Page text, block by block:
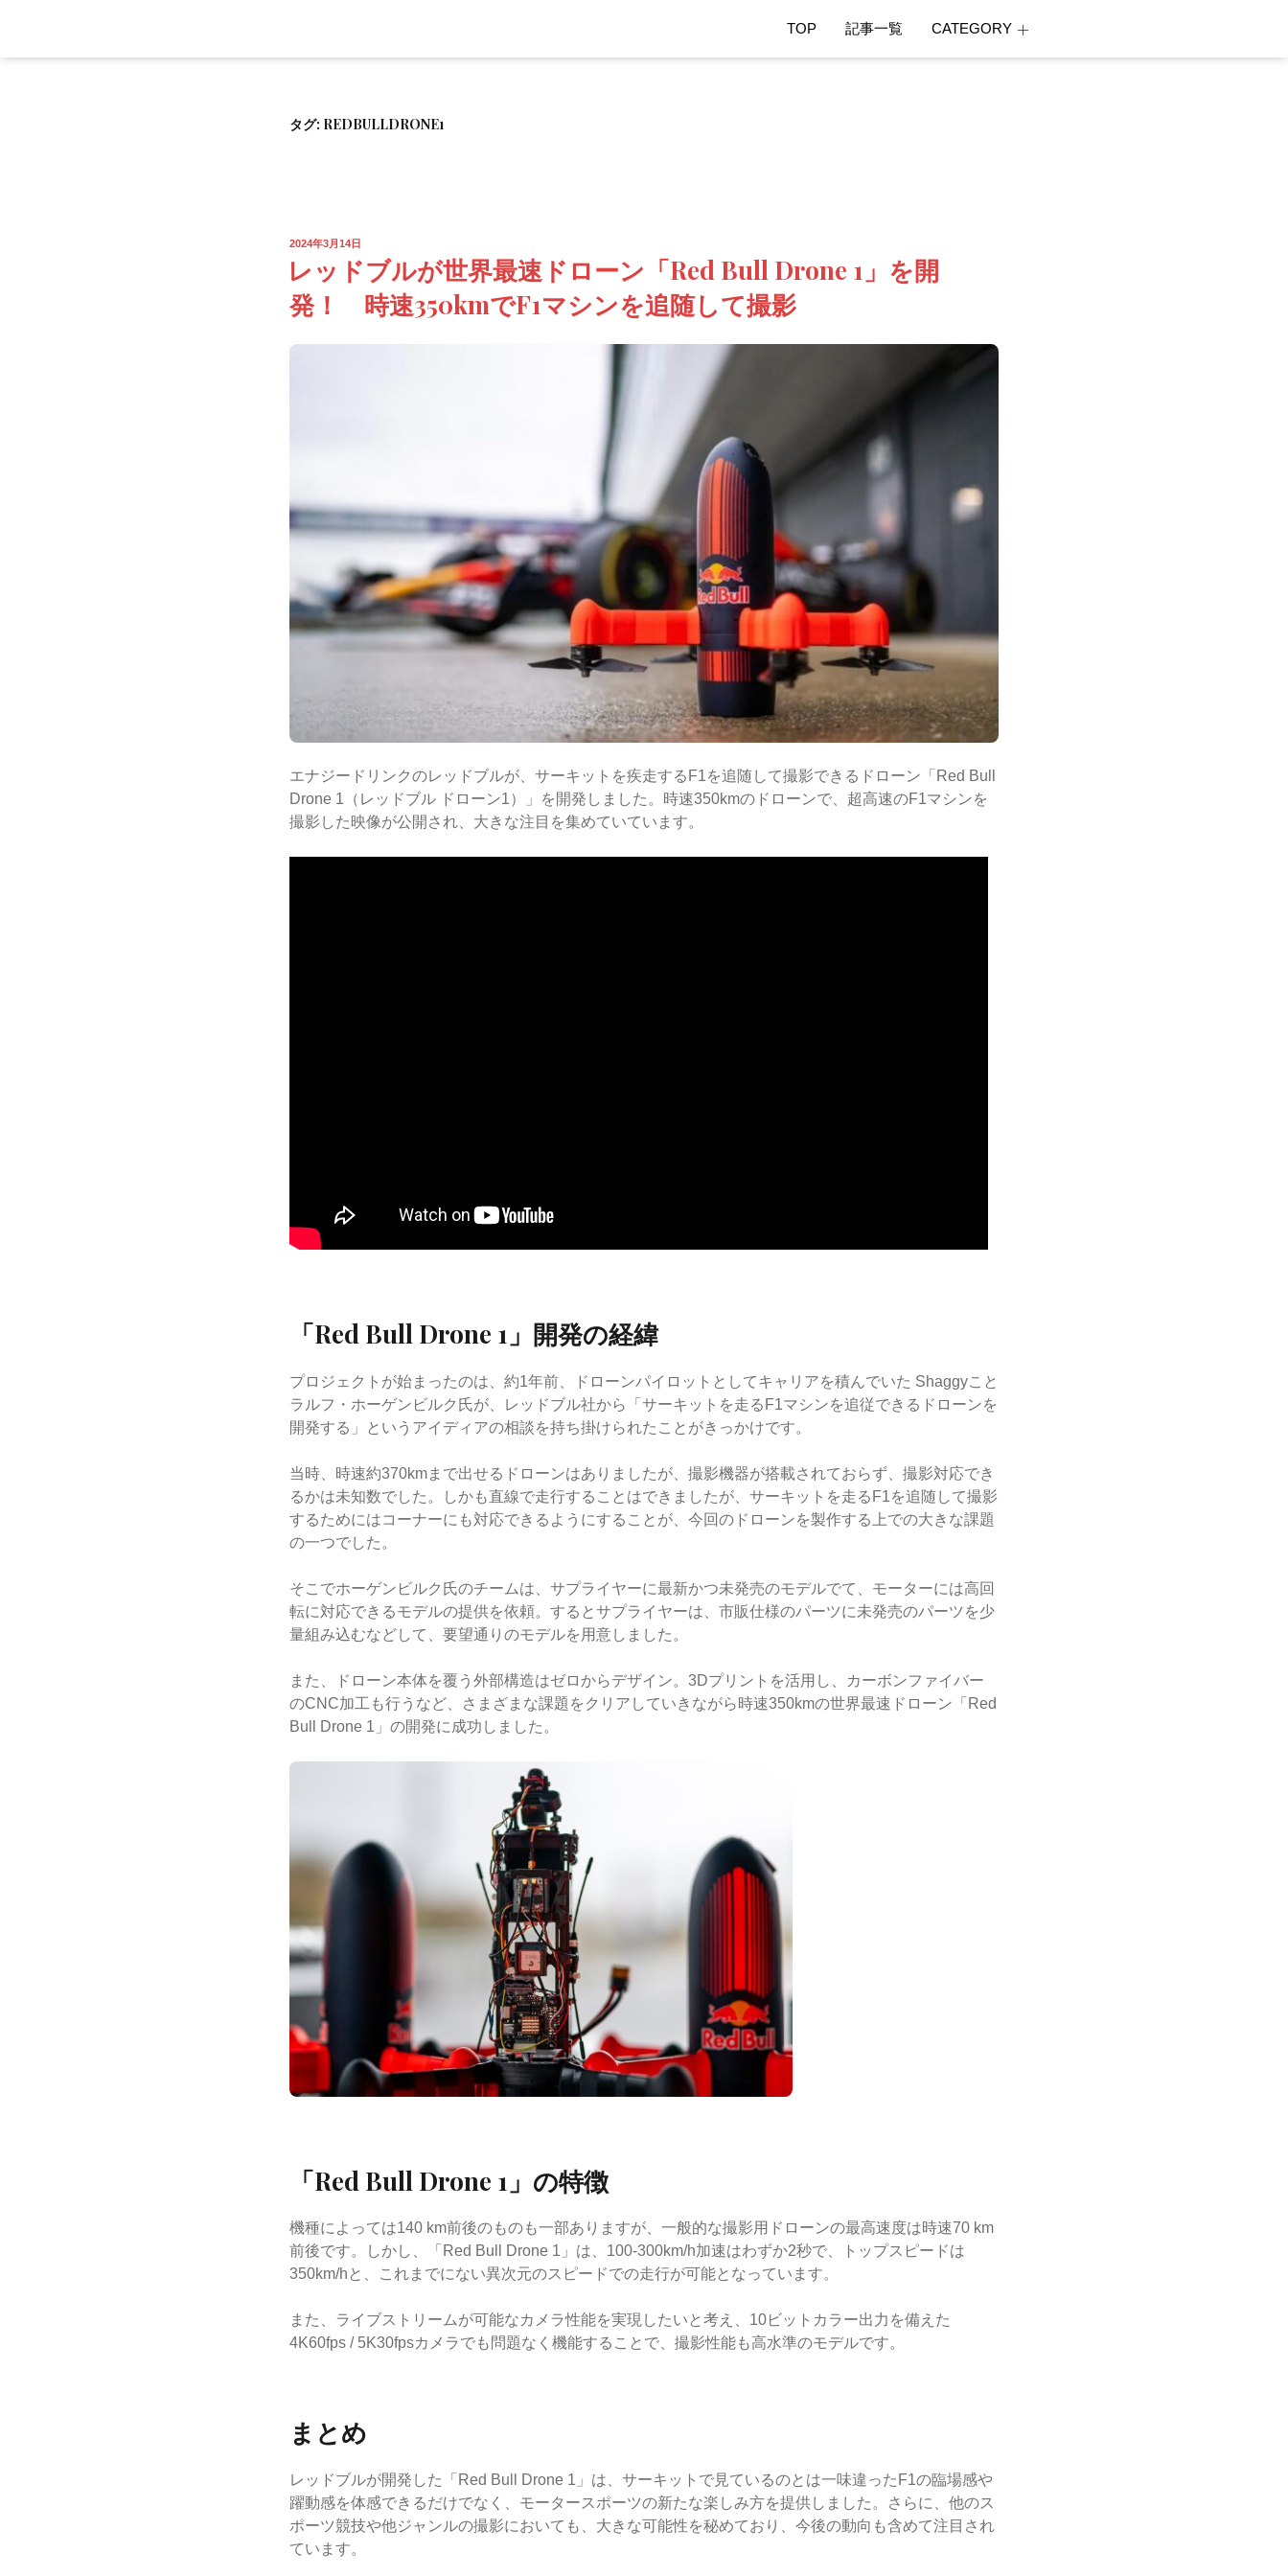
TOP 記事一覧 CATEGORY
タグ: REDBULLDRONE1
2024年3月14日
レッドブルが世界最速ドローン「Red Bull Drone 1」を開
発！ 時速350kmでF1マシンを追随して撮影
エナジードリンクのレッドブルが、サーキットを疾走するF1を追随して撮影できるドローン「Red Bull
Drone 1（レッドブル ドローン1）」を開発しました。時速350kmのドローンで、超高速のF1マシンを
撮影した映像が公開され、大きな注目を集めていています。
「Red Bull Drone 1」開発の経緯
プロジェクトが始まったのは、約1年前、ドローンパイロットとしてキャリアを積んでいた Shaggyこと
ラルフ・ホーゲンビルク氏が、レッドブル社から「サーキットを走るF1マシンを追従できるドローンを
開発する」というアイディアの相談を持ち掛けられたことがきっかけです。
当時、時速約370kmまで出せるドローンはありましたが、撮影機器が搭載されておらず、撮影対応でき
るかは未知数でした。しかも直線で走行することはできましたが、サーキットを走るF1を追随して撮影
するためにはコーナーにも対応できるようにすることが、今回のドローンを製作する上での大きな課題
の一つでした。
そこでホーゲンビルク氏のチームは、サプライヤーに最新かつ未発売のモデルでて、モーターには高回
転に対応できるモデルの提供を依頼。するとサプライヤーは、市販仕様のパーツに未発売のパーツを少
量組み込むなどして、要望通りのモデルを用意しました。
また、ドローン本体を覆う外部構造はゼロからデザイン。3Dプリントを活用し、カーボンファイバー
のCNC加工も行うなど、さまざまな課題をクリアしていきながら時速350kmの世界最速ドローン「Red
Bull Drone 1」の開発に成功しました。
「Red Bull Drone 1」の特徴
機種によっては140 km前後のものも一部ありますが、一般的な撮影用ドローンの最高速度は時速70 km
前後です。しかし、「Red Bull Drone 1」は、100-300km/h加速はわずか2秒で、トップスピードは
350km/hと、これまでにない異次元のスピードでの走行が可能となっています。
また、ライブストリームが可能なカメラ性能を実現したいと考え、10ビットカラー出力を備えた
4K60fps / 5K30fpsカメラでも問題なく機能することで、撮影性能も高水準のモデルです。
まとめ
レッドブルが開発した「Red Bull Drone 1」は、サーキットで見ているのとは一味違ったF1の臨場感や
躍動感を体感できるだけでなく、モータースポーツの新たな楽しみ方を提供しました。さらに、他のス
ポーツ競技や他ジャンルの撮影においても、大きな可能性を秘めており、今後の動向も含めて注目され
ています。